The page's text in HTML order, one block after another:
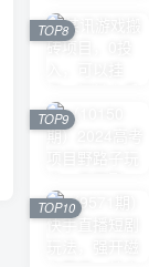
TOP8
TOP9
TOP10